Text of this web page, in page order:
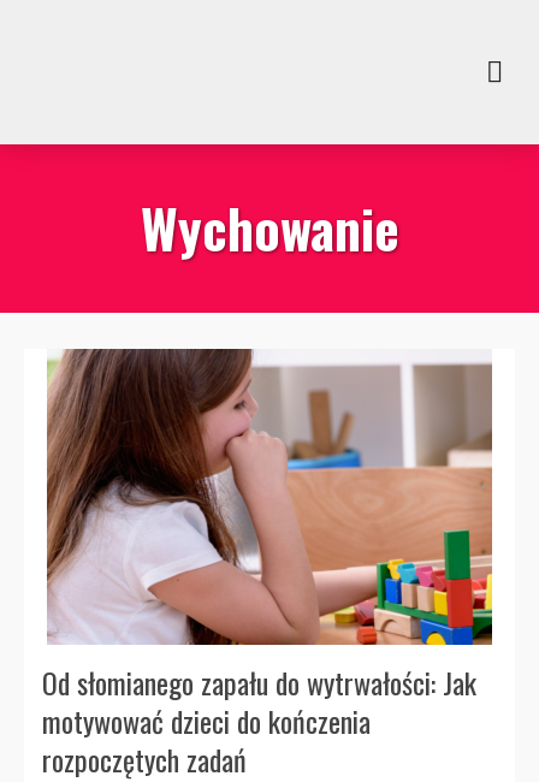
Wychowanie
Od słomianego zapału do wytrwałości: Jak
motywować dzieci do kończenia
rozpoczętych zadań